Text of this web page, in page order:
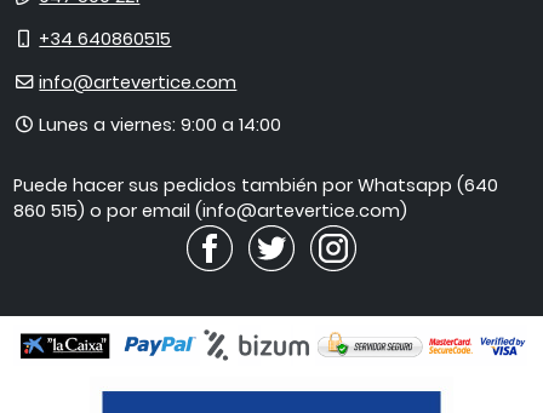
Móvil
+34 640860515
E-
info@artevertice.com
Horario
atención
Lunes a viernes: 9:00 a 14:00
Puede hacer sus pedidos también por Whatsapp (640
860 515) o por email (info@artevertice.com)